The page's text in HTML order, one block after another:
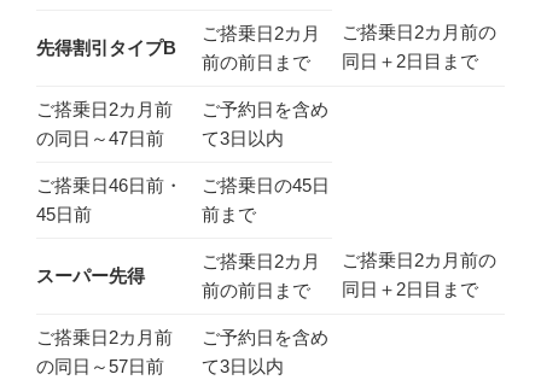
先得割引タイプB
ご搭乗日2カ月
前の前日まで
ご搭乗日2カ月前の
同日＋2日目まで
ご搭乗日2カ月前
の同日～47日前
ご予約日を含め
て3日以内
ご搭乗日46日前・
45日前
ご搭乗日の45日
前まで
スーパー先得
ご搭乗日2カ月
前の前日まで
ご搭乗日2カ月前の
同日＋2日目まで
ご搭乗日2カ月前
の同日～57日前
ご予約日を含め
て3日以内